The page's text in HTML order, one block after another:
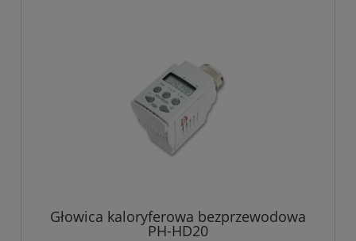
Głowica kaloryferowa bezprzewodowa
PH-HD20